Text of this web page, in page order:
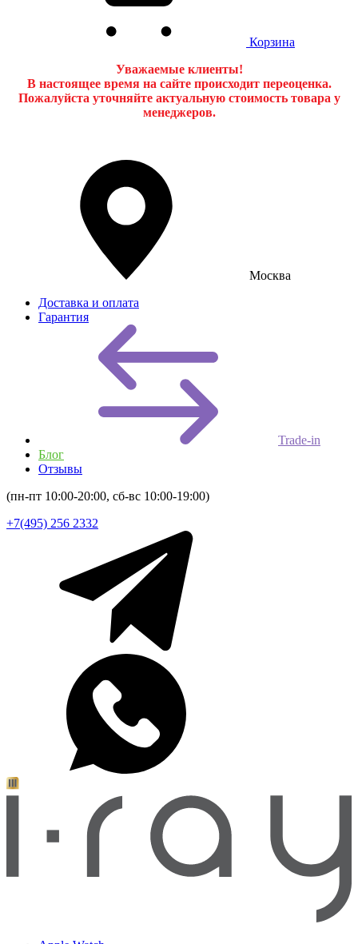
Корзина
Уважаемые клиенты!
В настоящее время на сайте происходит переоценка.
Пожалуйста уточняйте актуальную стоимость товара у
менеджеров.
Москва
Доставка и оплата
Гарантия
Trade-in
Блог
Отзывы
(пн-пт 10:00-20:00, сб-вс 10:00-19:00)
+7(495) 256 2332